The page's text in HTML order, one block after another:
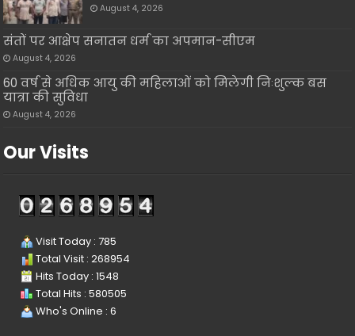
August 4, 2026
संतों पर आक्षेप सनातन धर्म का अपमान-सीएम
August 4, 2026
60 वर्ष से अधिक आयु की महिलाओं को मिलेगी निःशुल्क बस
यात्रा की सुविधा
August 4, 2026
Our Visits
Visit Today : 785
Total Visit : 268954
Hits Today : 1548
Total Hits : 580505
Who's Online : 6